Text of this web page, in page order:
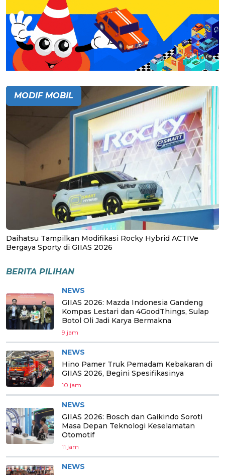
MODIF MOBIL
Daihatsu Tampilkan Modifikasi Rocky Hybrid ACTIVe
Bergaya Sporty di GIIAS 2026
BERITA PILIHAN
NEWS
GIIAS 2026: Mazda Indonesia Gandeng
Kompas Lestari dan 4GoodThings, Sulap
Botol Oli Jadi Karya Bermakna
9 jam
NEWS
Hino Pamer Truk Pemadam Kebakaran di
GIIAS 2026, Begini Spesifikasinya
10 jam
NEWS
GIIAS 2026: Bosch dan Gaikindo Soroti
Masa Depan Teknologi Keselamatan
Otomotif
11 jam
NEWS